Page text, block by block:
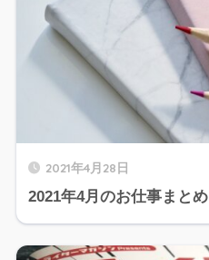
2021年4月28日
2021年4月のお仕事まとめ